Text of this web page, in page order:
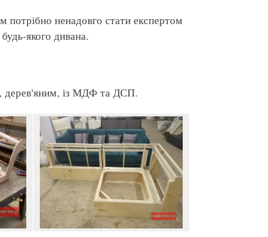
потрібно ненадовго стати експертом
якого дивана.
дерев'яним, із МДФ та ДСП.